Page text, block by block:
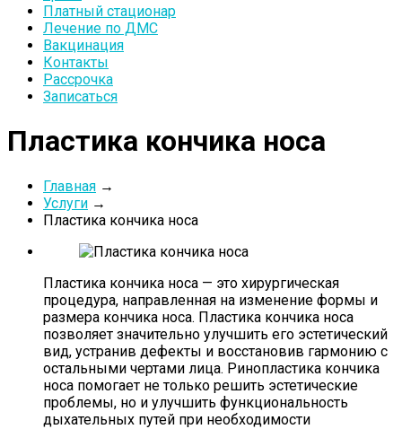
Платный стационар
Лечение по ДМС
Вакцинация
Контакты
Рассрочка
Записаться
Пластика кончика носа
Главная →
Услуги →
Пластика кончика носа
Пластика кончика носа — это хирургическая
процедура, направленная на изменение формы и
размера кончика носа. Пластика кончика носа
позволяет значительно улучшить его эстетический
вид, устранив дефекты и восстановив гармонию с
остальными чертами лица. Ринопластика кончика
носа помогает не только решить эстетические
проблемы, но и улучшить функциональность
дыхательных путей при необходимости